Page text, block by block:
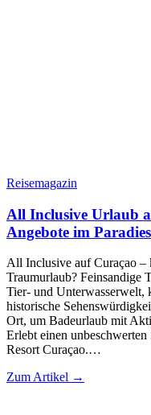
Reisemagazin
All Inclusive Urlaub
Angebote im Paradies
All Inclusive auf Curaçao –
Traumurlaub? Feinsandige
Tier- und Unterwasserwelt,
historische
Ort, um Badeurlaub mit
Erlebt einen
Resort Curaçao.…
Zum Artikel →